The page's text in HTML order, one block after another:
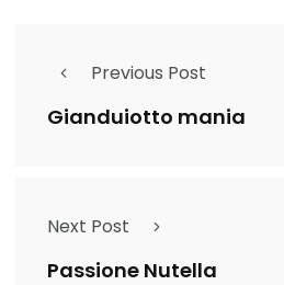
Previous Post
Gianduiotto mania
Next Post
Passione Nutella